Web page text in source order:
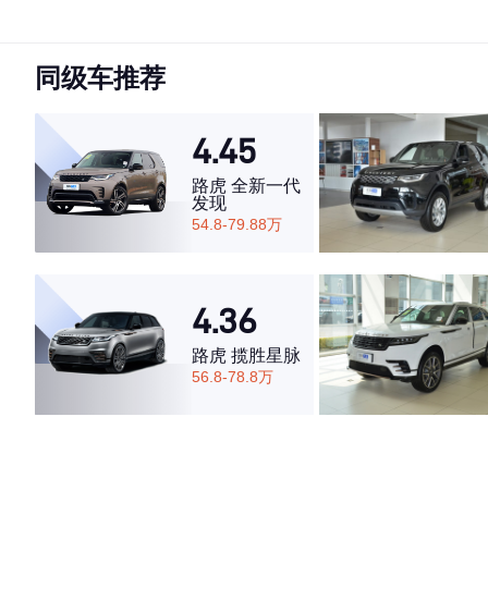
4.29
·外观表现较为优秀，优于63%同级车
·内饰表现一般，低于61%同级车
·空间表现一般，低于99%同级车
同级车推荐
4.45
路虎 全新一代
发现
54.8-79.88万
4.36
路虎 揽胜星脉
56.8-78.8万